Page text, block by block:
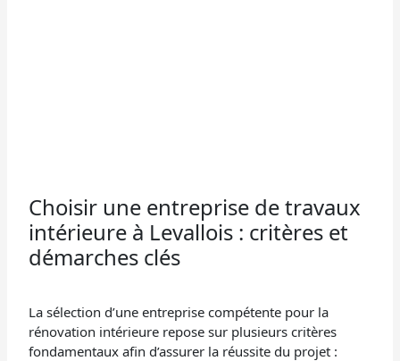
Choisir une entreprise de travaux
intérieure à Levallois : critères et
démarches clés
La sélection d’une entreprise compétente pour la
rénovation intérieure repose sur plusieurs critères
fondamentaux afin d’assurer la réussite du projet :